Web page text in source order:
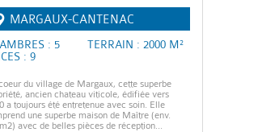
MARGAUX-CANTENAC
: 5
TERRAIN : 2000 M²
: 9
du village de Margaux, cette superbe
ancien chateau viticole, édifiée vers
a toujours été entretenue avec soin. Elle
une superbe maison de Maître (env.
avec de belles pièces de réception...